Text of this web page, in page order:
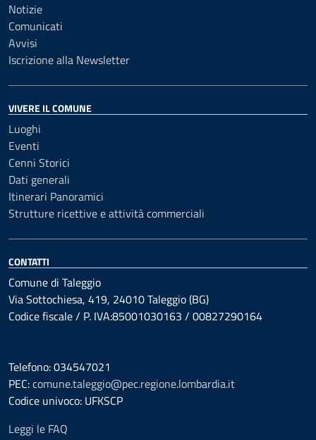
Notizie
Comunicati
Avvisi
Iscrizione alla Newsletter
VIVERE IL COMUNE
Luoghi
Eventi
Cenni Storici
Dati generali
Itinerari Panoramici
Strutture ricettive e attività commerciali
CONTATTI
Comune di Taleggio
Via Sottochiesa, 419, 24010 Taleggio (BG)
Codice fiscale / P. IVA:85001030163 / 00827290164
Telefono: 034547021
PEC:comune.taleggio@pec.regione.lombardia.it
Codice univoco: UFKSCP
Leggi le FAQ